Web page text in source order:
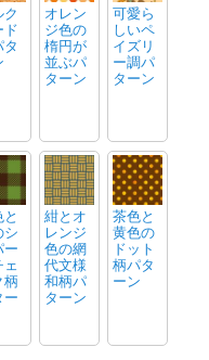
ク
ド
オレン
ジ色の
楕円が
並ぶパ
ターン
可愛ら
しいペ
イズリ
ー調パ
ターン
シ
ー
ェ
柄
ー
紺とオ
レンジ
色の網
代文様
和柄パ
ターン
茶色と
黄色の
ドット
柄パタ
ーン